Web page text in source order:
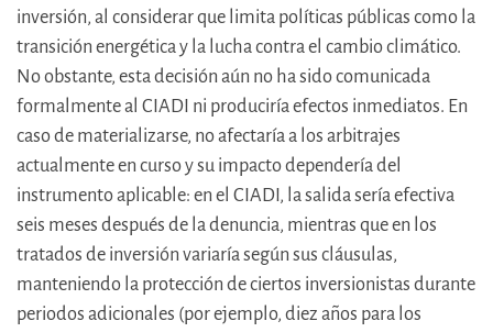
inversión, al considerar que limita políticas públicas como la
transición energética y la lucha contra el cambio climático.
No obstante, esta decisión aún no ha sido comunicada
formalmente al CIADI ni produciría efectos inmediatos. En
caso de materializarse, no afectaría a los arbitrajes
actualmente en curso y su impacto dependería del
instrumento aplicable: en el CIADI, la salida sería efectiva
seis meses después de la denuncia, mientras que en los
tratados de inversión variaría según sus cláusulas,
manteniendo la protección de ciertos inversionistas durante
periodos adicionales (por ejemplo, diez años para los